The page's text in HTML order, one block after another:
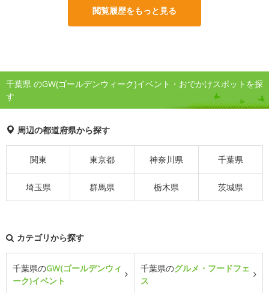
閲覧履歴をもっと見る
千葉県 のGW(ゴールデンウィーク)イベント・おでかけスポットを探
す
周辺の都道府県から探す
関東 東京都 神奈川県 千葉県
埼玉県 群馬県 栃木県 茨城県
カテゴリから探す
千葉県のGW(ゴールデンウィ
ーク)イベント
千葉県のグルメ・フードフェ
ス